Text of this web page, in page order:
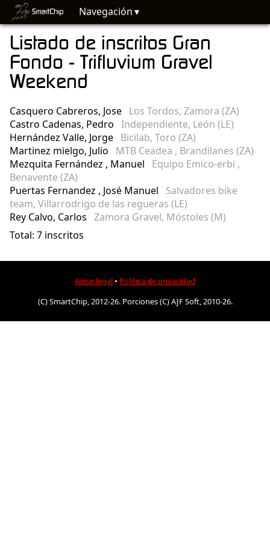
Navegación
Listado de inscritos Gran
Fondo - Trifluvium Gravel
Weekend
Casquero Cabreros, Jose Los Tordos, Zamora (ZA)
Castro Cadenas, Pedro Independiente, León (LE)
Hernández Valle, Jorge Bicilab, Toro (ZA)
Martinez mielgo, Julio MTB Ceadea , Brandilanes (ZA)
Mezquita Fernández , Manuel Equipo Emico-erbi ,
Benavente (ZA)
Puertas Fernandez , José Manuel Salvadores bike
team, Villarrodrigo de las regueras (LE)
Rey Calvo, Carlos Zamora Gravel, Móstoles (M)
Total: 7 inscritos
Aviso legal • Política de privacidad
(C) SmartChip, 2012-26. Porciones (C) AJF Soft, 2010-26.